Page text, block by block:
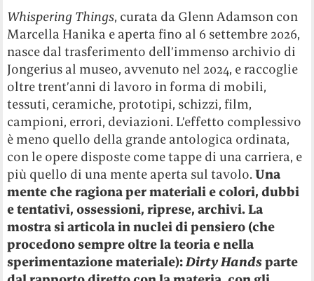
Whispering Things, curata da Glenn Adamson con
Marcella Hanika e aperta fino al 6 settembre 2026,
nasce dal trasferimento dell’immenso archivio di
Jongerius al museo, avvenuto nel 2024, e raccoglie
oltre trent’anni di lavoro in forma di mobili,
tessuti, ceramiche, prototipi, schizzi, film,
campioni, errori, deviazioni. L’effetto complessivo
è meno quello della grande antologica ordinata,
con le opere disposte come tappe di una carriera, e
più quello di una mente aperta sul tavolo.Una
mente che ragiona per materiali e colori, dubbi
e tentativi, ossessioni, riprese, archivi. La
mostra si articola in nuclei di pensiero (che
procedono sempre oltre la teoria e nella
sperimentazione materiale):Dirty Handsparte